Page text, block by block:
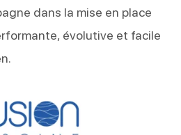
dans la mise en place
évolutive et facile